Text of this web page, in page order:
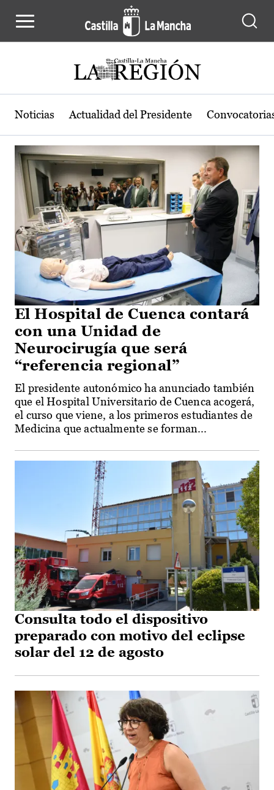
Actualidad de la región de Castilla-
Noticias Actualidad del Presidente
El Hospital de Cuenca contará
con una Unidad de
Neurocirugía que será
“referencia regional”
El presidente autonómico ha anunciado también
que el Hospital Universitario de Cuenca acogerá,
el curso que viene, a los primeros estudiantes de
Medicina que actualmente se forman...
Consulta todo el dispositivo
preparado con motivo del eclipse
solar del 12 de agosto